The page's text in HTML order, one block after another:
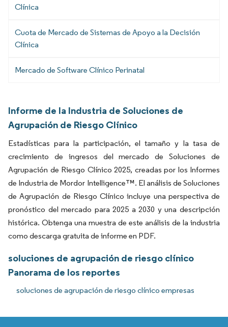
Clínica
Cuota de Mercado de Sistemas de Apoyo a la Decisión
Clínica
Mercado de Software Clínico Perinatal
Informe de la Industria de Soluciones de
Agrupación de Riesgo Clínico
Estadísticas para la participación, el tamaño y la tasa de
crecimiento de ingresos del mercado de Soluciones de
Agrupación de Riesgo Clínico 2025, creadas por los Informes
de Industria de Mordor Intelligence™. El análisis de Soluciones
de Agrupación de Riesgo Clínico incluye una perspectiva de
pronóstico del mercado para 2025 a 2030 y una descripción
histórica. Obtenga una muestra de este análisis de la industria
como descarga gratuita de informe en PDF.
soluciones de agrupación de riesgo clínico
Panorama de los reportes
soluciones de agrupación de riesgo clínico empresas